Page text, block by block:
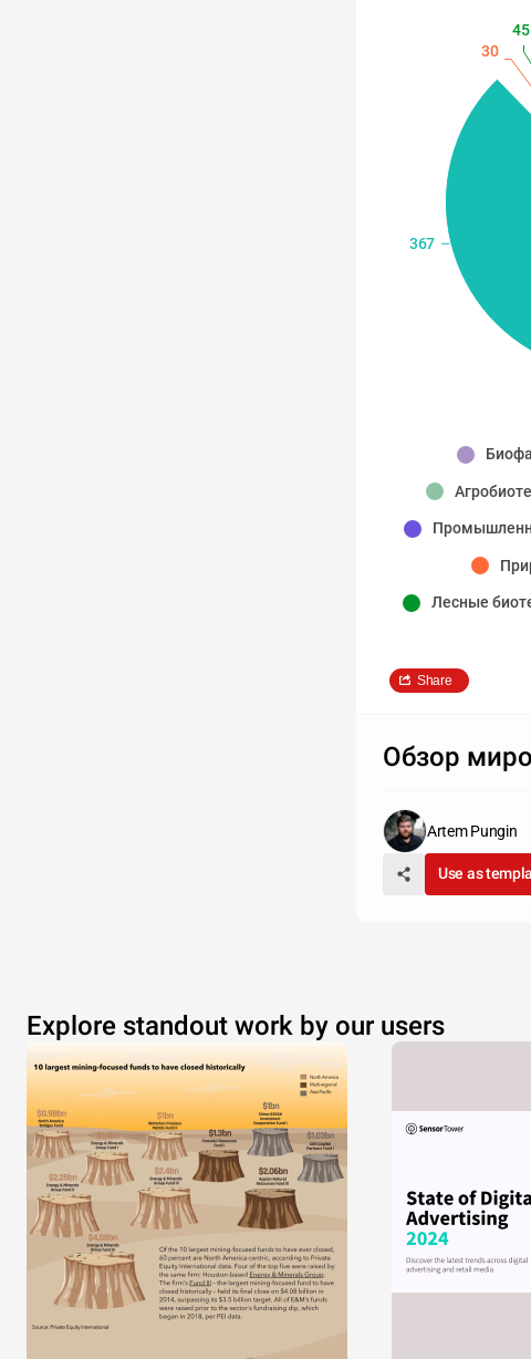
Лесные
367
30
45
Share
Обзор
Artem Pungin
Use as
Explore standout work by our users